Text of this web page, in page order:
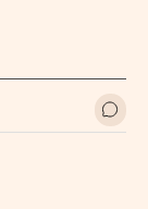
Ir a